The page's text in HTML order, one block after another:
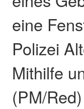
eine
Polizei
Mithilfe
(PM/Red)